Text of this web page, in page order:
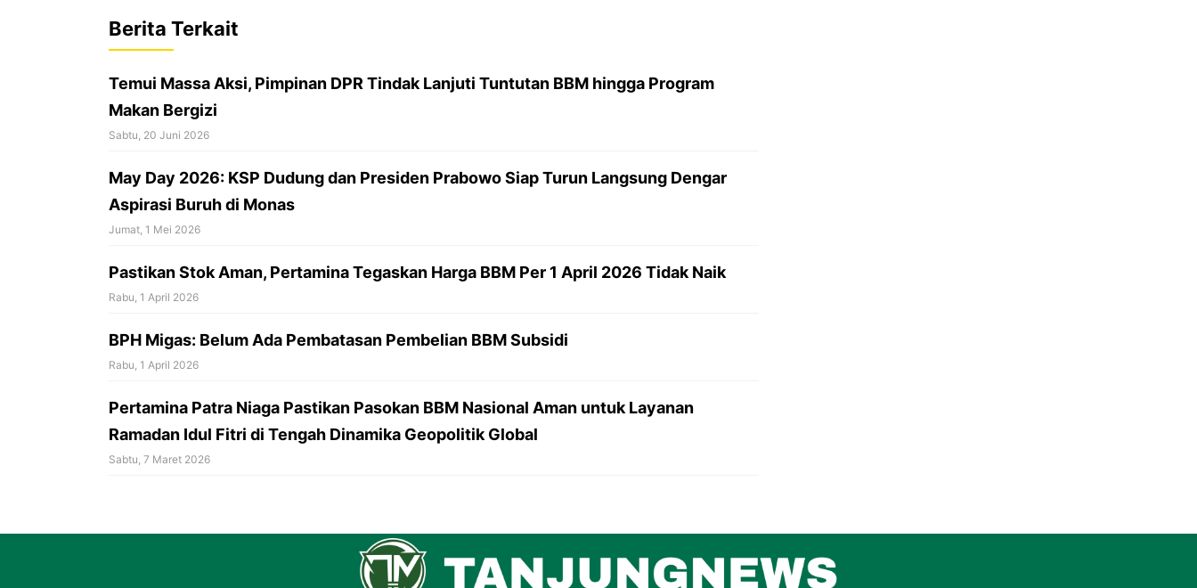
b
o
o
k
s
A
p
p
a
d
s
Berita Terkait
Temui Massa Aksi, Pimpinan DPR Tindak Lanjuti Tuntutan BBM hingga Program
Makan Bergizi
Sabtu, 20 Juni 2026
May Day 2026: KSP Dudung dan Presiden Prabowo Siap Turun Langsung Dengar
Aspirasi Buruh di Monas
Jumat, 1 Mei 2026
Pastikan Stok Aman, Pertamina Tegaskan Harga BBM Per 1 April 2026 Tidak Naik
Rabu, 1 April 2026
BPH Migas: Belum Ada Pembatasan Pembelian BBM Subsidi
Rabu, 1 April 2026
Pertamina Patra Niaga Pastikan Pasokan BBM Nasional Aman untuk Layanan
Ramadan Idul Fitri di Tengah Dinamika Geopolitik Global
Sabtu, 7 Maret 2026